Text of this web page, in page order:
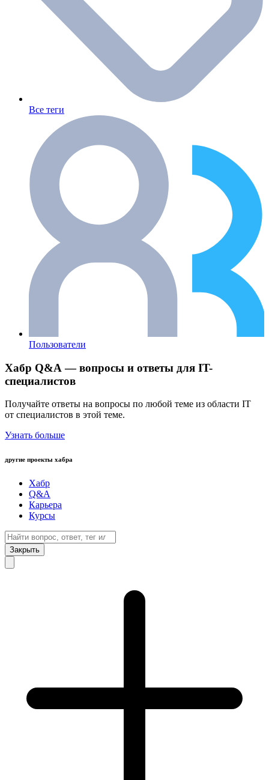
Все теги
Пользователи
Хабр Q&A — вопросы и ответы для IT-
специалистов
Получайте ответы на вопросы по любой теме из области IT
от специалистов в этой теме.
Узнать больше
другие проекты хабра
Хабр
Q&A
Карьера
Курсы
Закрыть